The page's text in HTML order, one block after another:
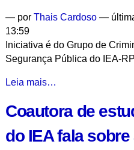
e
conservação
da
foz
Amazonas
— por Thais Cardoso—
13:59
Iniciativa é do Grupo de
Segurança Pública do IEA-RP
Evento
discute
saúde
Leia mais…
Coautora de
do IEA fala